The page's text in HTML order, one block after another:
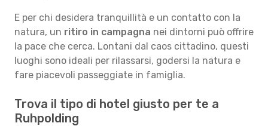
E per chi desidera tranquillità e un contatto con la
natura, un ritiro in campagna nei dintorni può offrire
la pace che cerca. Lontani dal caos cittadino, questi
luoghi sono ideali per rilassarsi, godersi la natura e
fare piacevoli passeggiate in famiglia.
Trova il tipo di hotel giusto per te a
Ruhpolding